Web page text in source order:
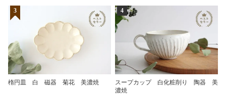
3
楕円皿 白 磁器 菊花 美濃焼
4
スープカップ 白化粧削り 陶器 美
濃焼